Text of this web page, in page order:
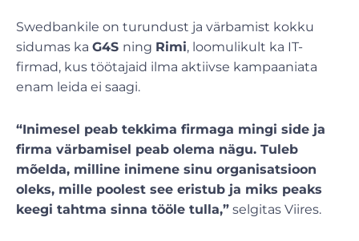
Swedbankile on turundust ja värbamist kokku
sidumas ka G4S ning Rimi, loomulikult ka IT-
firmad, kus töötajaid ilma aktiivse kampaaniata
enam leida ei saagi.
“Inimesel peab tekkima firmaga mingi side ja
firma värbamisel peab olema nägu. Tuleb
mõelda, milline inimene sinu organisatsioon
oleks, mille poolest see eristub ja miks peaks
keegi tahtma sinna tööle tulla,” selgitas Viires.